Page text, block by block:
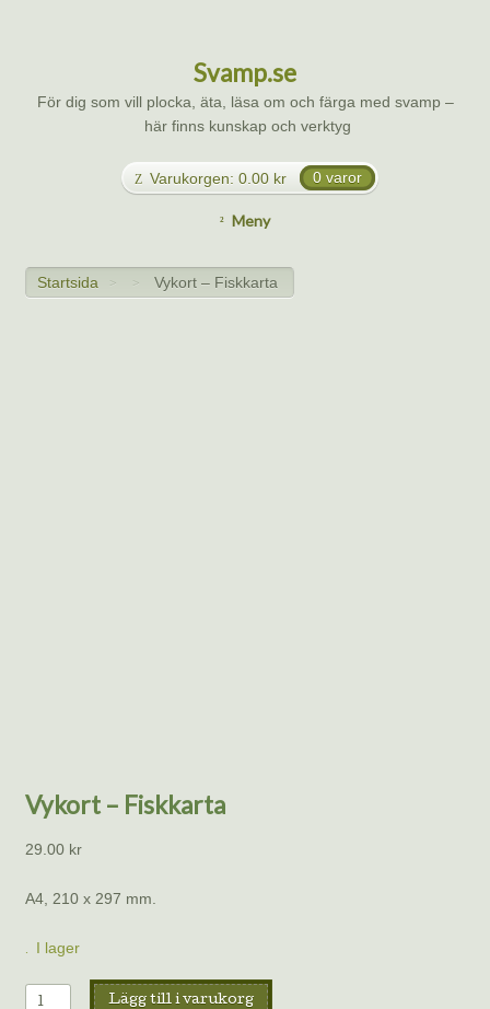
Svamp.se
För dig som vill plocka, äta, läsa om och färga med svamp –
här finns kunskap och verktyg
Varukorgen: 0.00 kr 0 varor
Meny
Startsida > > Vykort – Fiskkarta
Vykort – Fiskkarta
29.00 kr
A4, 210 x 297 mm.
I lager
Vykort
Lägg till i varukorg